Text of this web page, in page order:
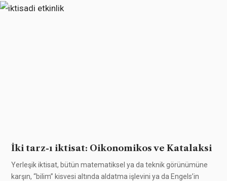
İki tarz-ı iktisat: Oikonomikos ve Katalaksi
Yerleşik iktisat, bütün matematiksel ya da teknik görünümüne
karşın, “bilim” kisvesi altında aldatma işlevini ya da Engels’in